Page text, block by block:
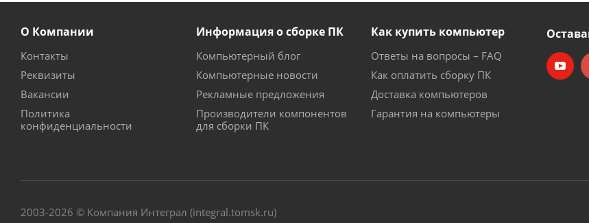
О Компании
Контакты
Реквизиты
Вакансии
Политика
конфиденциальности
Информация о сборке ПК
Компьютерный блог
Компьютерные новости
Рекламные предложения
Производители компонентов
для сборки ПК
Как купить компьютер
Ответы на вопросы – FAQ
Как оплатить сборку ПК
Доставка компьютеров
Гарантия на компьютеры
2003-2026 © Компания Интеграл (integral.tomsk.ru)